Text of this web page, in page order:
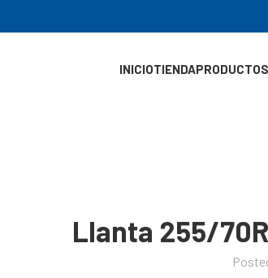
INICIOTIENDAPRODUCTOS
Llanta 255/